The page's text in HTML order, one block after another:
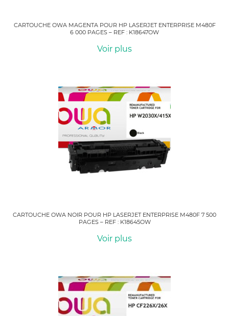
CARTOUCHE OWA MAGENTA POUR HP LASERJET ENTERPRISE M480F
6 000 PAGES – REF : K18647OW
Voir plus
CARTOUCHE OWA NOIR POUR HP LASERJET ENTERPRISE M480F 7 500
PAGES – REF : K18645OW
Voir plus